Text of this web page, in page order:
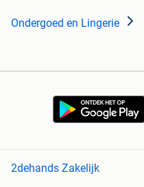
Ondergoed en Lingerie
2dehands Zakelijk